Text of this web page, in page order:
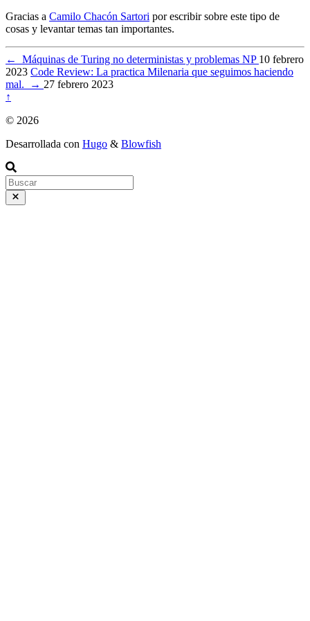
Gracias a Camilo Chacón Sartori por escribir sobre este tipo de
cosas y levantar temas tan importantes.
← Máquinas de Turing no deterministas y problemas NP 10 febrero
2023 Code Review: La practica Milenaria que seguimos haciendo
mal.
→ 27 febrero 2023
↑
© 2026
Desarrollada con Hugo & Blowfish